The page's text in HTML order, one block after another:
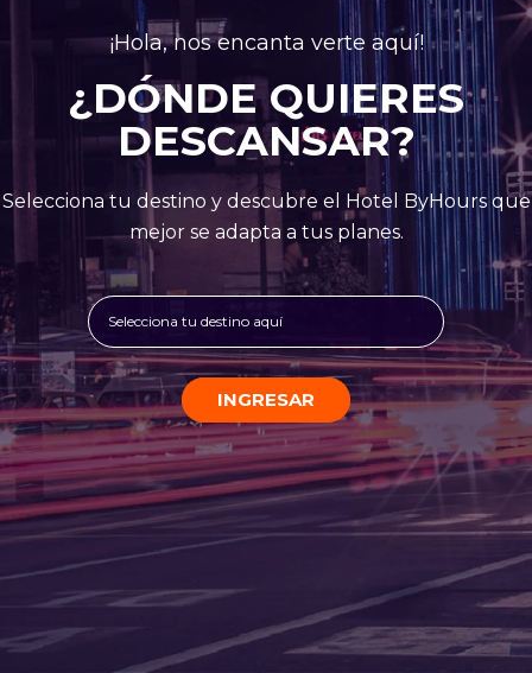
¡Hola, nos encanta verte aquí!
¿DÓNDE QUIERES
DESCANSAR?
Selecciona tu destino y descubre el Hotel ByHours que
mejor se adapta a tus planes.
Selecciona tu destino aquí
INGRESAR